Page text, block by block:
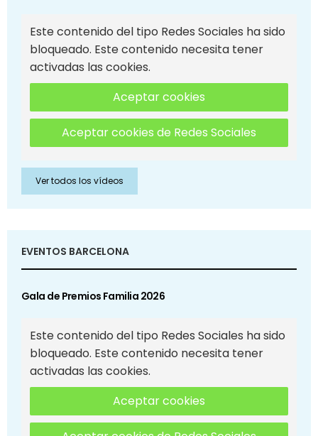
Este contenido del tipo Redes Sociales ha sido
bloqueado. Este contenido necesita tener
activadas las cookies.
Aceptar cookies
Aceptar cookies de Redes Sociales
Ver todos los vídeos
EVENTOS BARCELONA
Gala de Premios Familia 2026
Este contenido del tipo Redes Sociales ha sido
bloqueado. Este contenido necesita tener
activadas las cookies.
Aceptar cookies